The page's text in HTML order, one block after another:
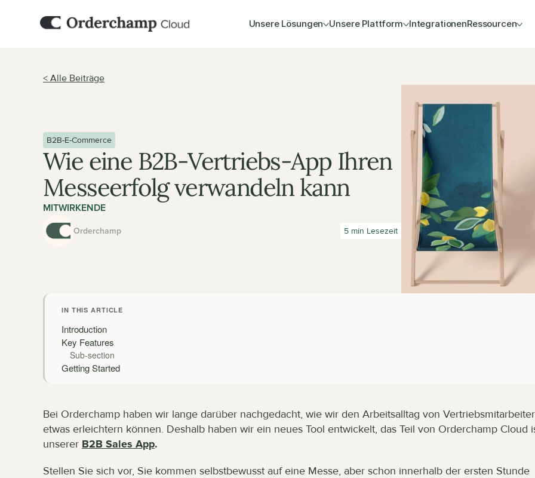
Unsere Lösungen Unsere Plattform IntegrationenRessourcen
< Alle Beiträge
B2B-E-Commerce
Wie eine B2B-Vertriebs-App Ihren
Messeerfolg verwandeln kann
MITWIRKENDE
Orderchamp 5 min Lesezeit
IN THIS ARTICLE
Introduction
Key Features
Sub-section
Getting Started
Bei Orderchamp haben wir lange darüber nachgedacht, wie wir den Arbeitsalltag von
etwas erleichtern können. Deshalb haben wir ein neues Tool entwickelt, das Teil von Orderchamp Cloud
unserer B2B Sales App.
Stellen Sie sich vor, Sie kommen selbstbewusst auf eine Messe, aber schon innerhalb der ersten Stunde